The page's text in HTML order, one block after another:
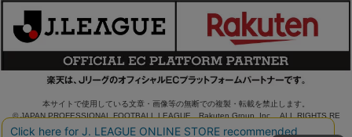
本サイトで使用している文章・画像等の無断での複製・転載を禁止します。
© JAPAN PROFESSIONAL FOOTBALL LEAGUE Rakuten Group, Inc. ALL RIGHTS RE
SERVED.